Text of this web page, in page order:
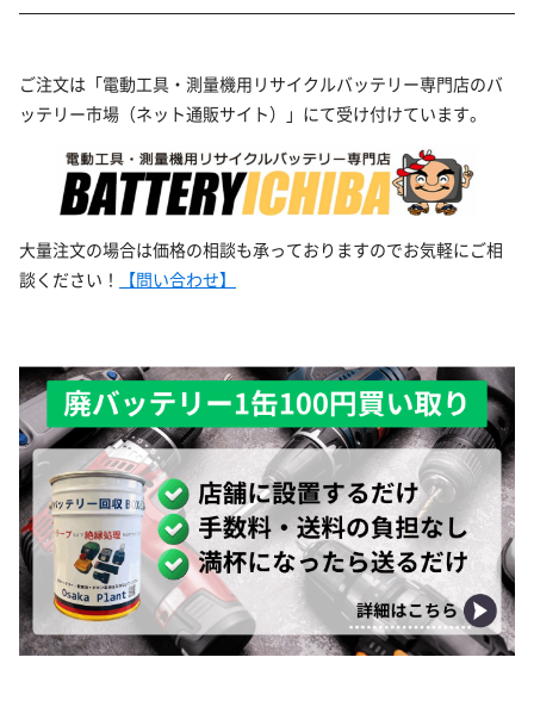
ご注文は「電動工具・測量機用リサイクルバッテリー専門店のバ
ッテリー市場（ネット通販サイト）」にて受け付けています。
大量注文の場合は価格の相談も承っておりますのでお気軽にご相
談ください！
【問い合わせ】